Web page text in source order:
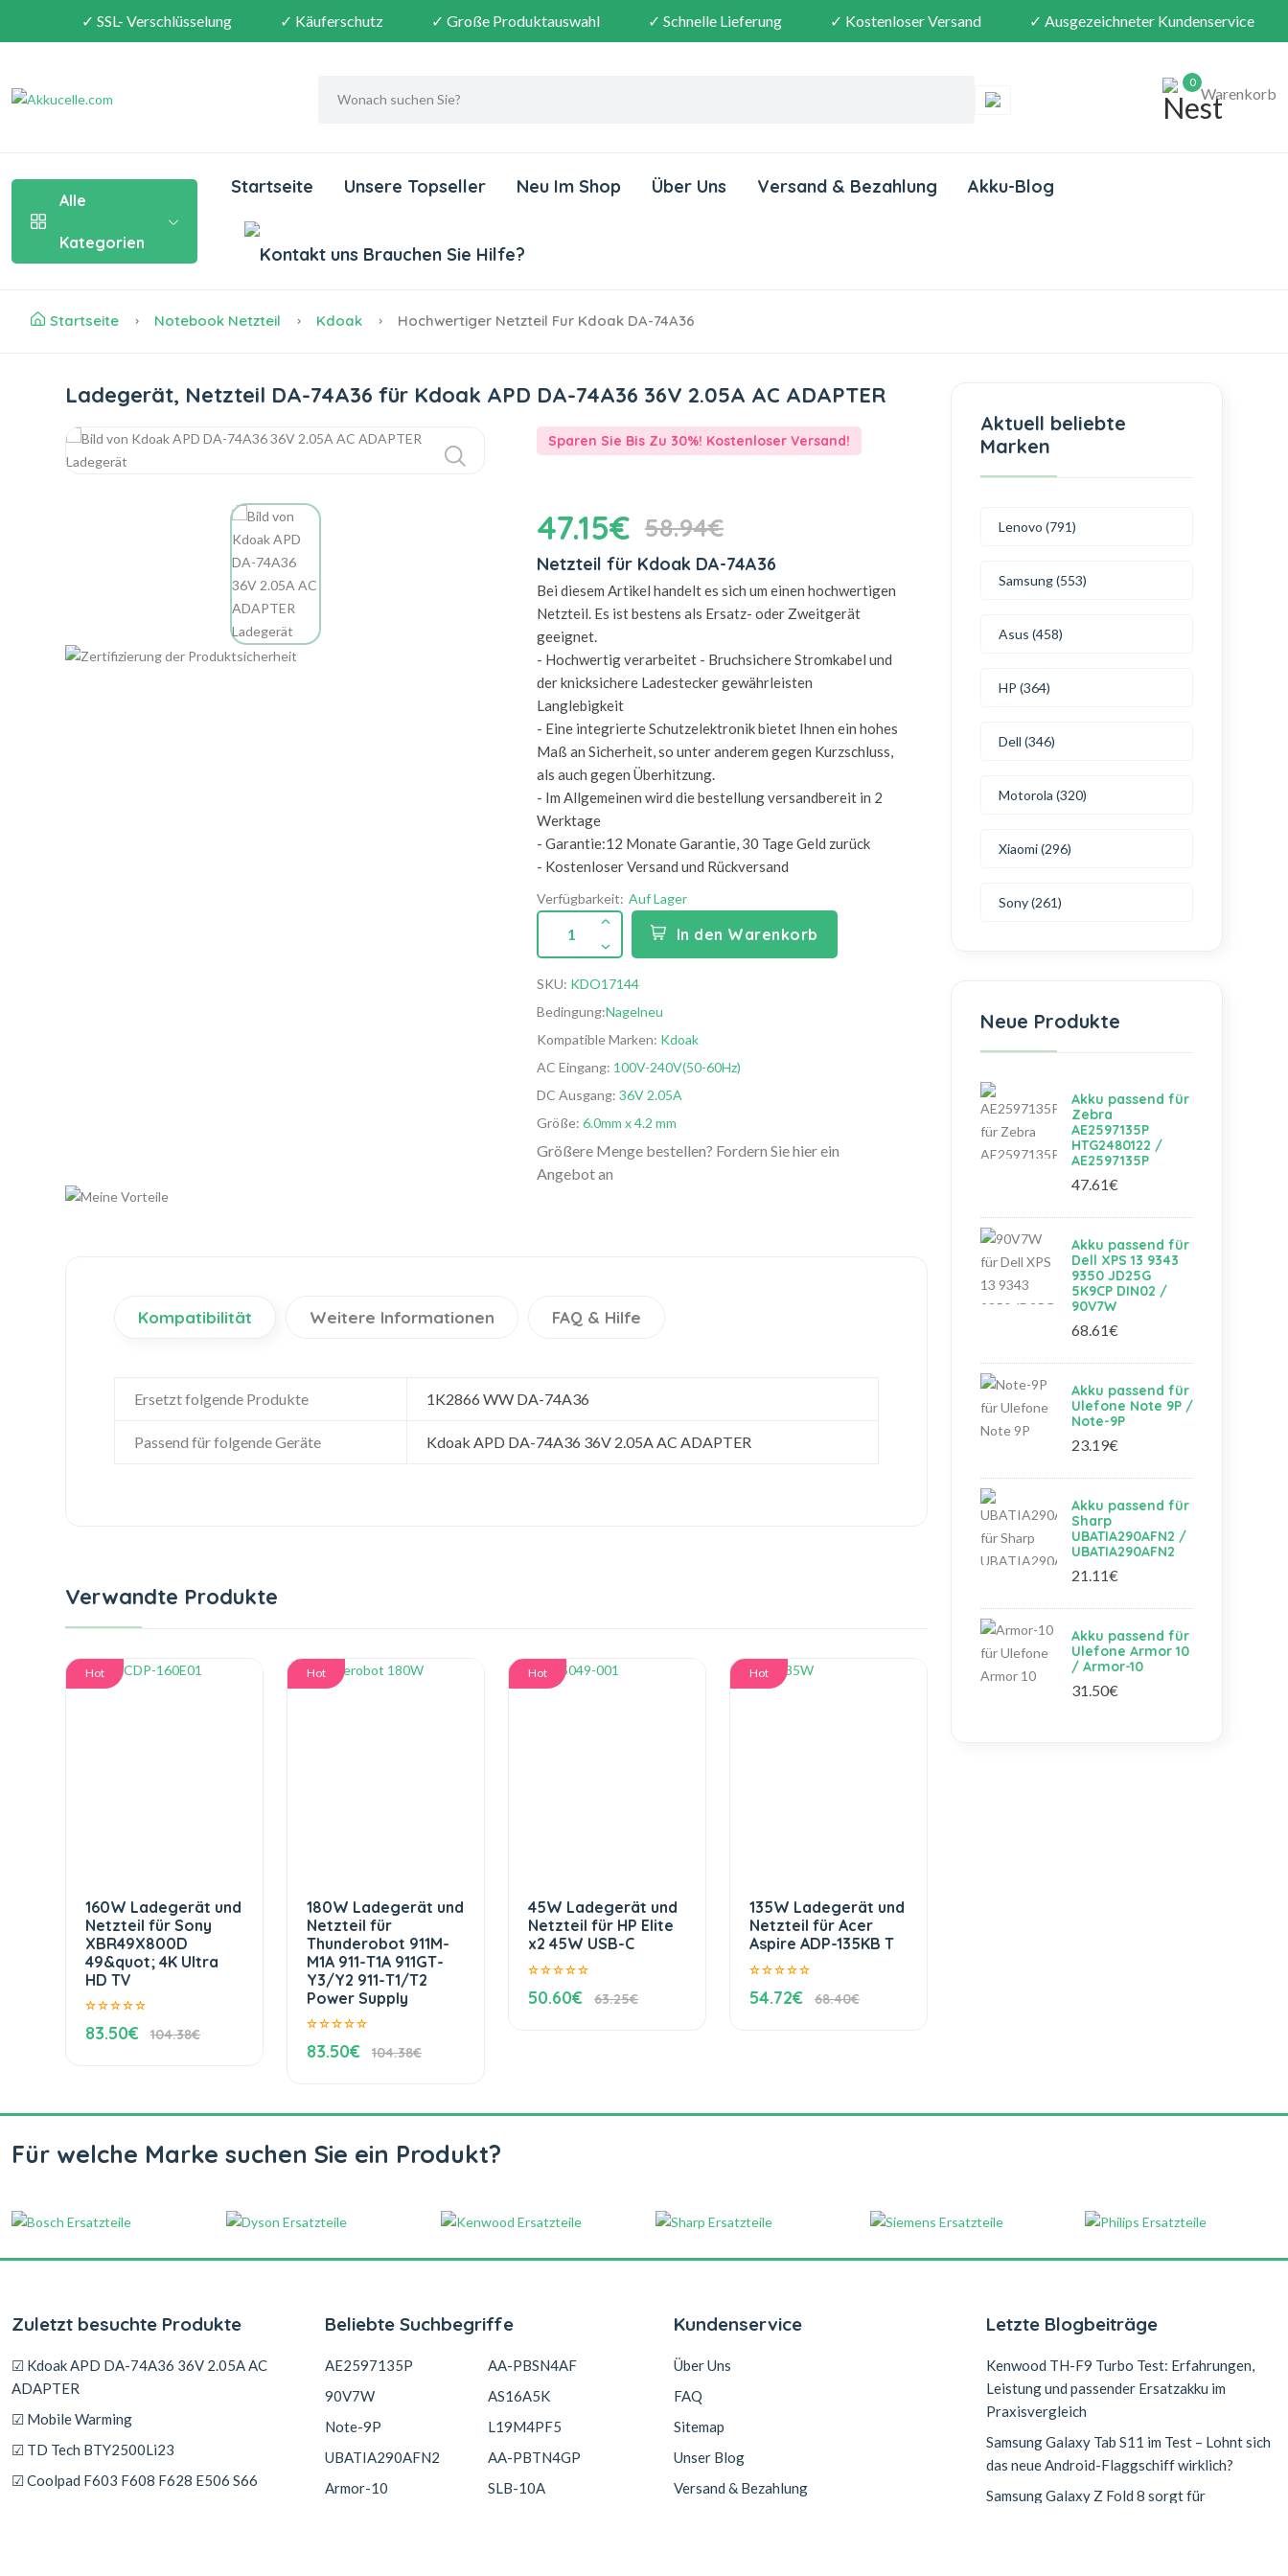
✓ SSL- Verschlüsselung ✓ Käuferschutz ✓ Große Produktauswahl ✓ Schnelle Lieferung ✓ Kostenloser Versand ✓ Ausgezeichneter Kundenservice
0
Warenkorb
Alle
Kategorien
Startseite Unsere Topseller Neu Im Shop Über Uns Versand & Bezahlung Akku-Blog
Brauchen Sie Hilfe?
Startseite Notebook Netzteil Kdoak Hochwertiger Netzteil Fur Kdoak DA-74A36
Ladegerät, Netzteil DA-74A36 für Kdoak APD DA-74A36 36V 2.05A AC ADAPTER
Sparen Sie Bis Zu 30%! Kostenloser Versand!
47.15€ 58.94€
Netzteil für Kdoak DA-74A36
Bei diesem Artikel handelt es sich um einen hochwertigen
Netzteil. Es ist bestens als Ersatz- oder Zweitgerät
geeignet.
- Hochwertig verarbeitet - Bruchsichere Stromkabel und
der knicksichere Ladestecker gewährleisten
Langlebigkeit
- Eine integrierte Schutzelektronik bietet Ihnen ein hohes
Maß an Sicherheit, so unter anderem gegen Kurzschluss,
als auch gegen Überhitzung.
- Im Allgemeinen wird die bestellung versandbereit in 2
Werktage
- Garantie:12 Monate Garantie, 30 Tage Geld zurück
- Kostenloser Versand und Rückversand
Verfügbarkeit: Auf Lager
1 In den Warenkorb
SKU: KDO17144
Bedingung:Nagelneu
Kompatible Marken: Kdoak
AC Eingang: 100V-240V(50-60Hz)
DC Ausgang: 36V 2.05A
Größe: 6.0mm x 4.2 mm
Größere Menge bestellen? Fordern Sie hier ein
Angebot an
Kompatibilität Weitere Informationen FAQ & Hilfe
Ersetzt folgende Produkte 1K2866 WW DA-74A36
Passend für folgende Geräte Kdoak APD DA-74A36 36V 2.05A AC ADAPTER
Verwandte Produkte
Hot
160W Ladegerät und
Netzteil für Sony
XBR49X800D
49&quot; 4K Ultra
HD TV
83.50€ 104.38€
Hot
180W Ladegerät und
Netzteil für
Thunderobot 911M-
M1A 911-T1A 911GT-
Y3/Y2 911-T1/T2
Power Supply
83.50€ 104.38€
Hot
45W Ladegerät und
Netzteil für HP Elite
x2 45W USB-C
50.60€ 63.25€
Hot
135W Ladegerät und
Netzteil für Acer
Aspire ADP-135KB T
54.72€ 68.40€
Aktuell beliebte
Marken
Lenovo (791)
Samsung (553)
Asus (458)
HP (364)
Dell (346)
Motorola (320)
Xiaomi (296)
Sony (261)
Neue Produkte
Akku passend für
Zebra
AE2597135P
HTG2480122 /
AE2597135P
47.61€
Akku passend für
Dell XPS 13 9343
9350 JD25G
5K9CP DIN02 /
90V7W
68.61€
Akku passend für
Ulefone Note 9P /
Note-9P
23.19€
Akku passend für
Sharp
UBATIA290AFN2 /
UBATIA290AFN2
21.11€
Akku passend für
Ulefone Armor 10
/ Armor-10
31.50€
Für welche Marke suchen Sie ein Produkt?
Zuletzt besuchte Produkte
☑ Kdoak APD DA-74A36 36V 2.05A AC
ADAPTER
☑ Mobile Warming
☑ TD Tech BTY2500Li23
☑ Coolpad F603 F608 F628 E506 S66
Beliebte Suchbegriffe
AE2597135P
90V7W
Note-9P
UBATIA290AFN2
Armor-10
AA-PBSN4AF
AS16A5K
L19M4PF5
AA-PBTN4GP
SLB-10A
Kundenservice
Über Uns
FAQ
Sitemap
Unser Blog
Versand & Bezahlung
Letzte Blogbeiträge
Kenwood TH-F9 Turbo Test: Erfahrungen,
Leistung und passender Ersatzakku im
Praxisvergleich
Samsung Galaxy Tab S11 im Test – Lohnt sich
das neue Android-Flaggschiff wirklich?
Samsung Galaxy Z Fold 8 sorgt für